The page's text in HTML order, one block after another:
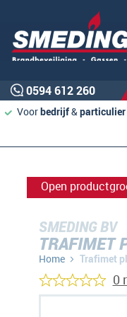
0594 612 260
Voorbedrijf&particulier
Open
SMEDING BV
TRAFIMET
Home Trafimet
0
Ga